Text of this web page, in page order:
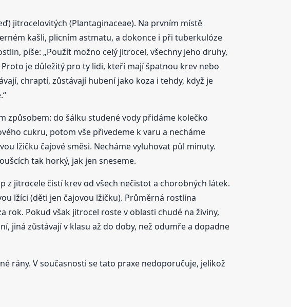
jitrocelovitých (Plantaginaceae). Na prvním místě
kašli, plicním astmatu, a dokonce i při tuberkulóze
píše: „Použít možno celý jitrocel, všechny jeho druhy,
je důležitý pro ty lidi, kteří mají špatnou krev nebo
chraptí, zůstávají hubení jako koza i tehdy, když je
způsobem: do šálku studené vody přidáme kolečko
cukru, potom vše přivedeme k varu a necháme
lžičku čajové směsi. Necháme vyluhovat půl minuty.
tak horký, jak jen sneseme.
z jitrocele čistí krev od všech nečistot a chorobných látek.
lžíci (děti jen čajovou lžičku). Průměrná rostlina
rok. Pokud však jitrocel roste v oblasti chudé na živiny,
jiná zůstávají v klasu až do doby, než odumře a dopadne
rány. V současnosti se tato praxe nedoporučuje, jelikož